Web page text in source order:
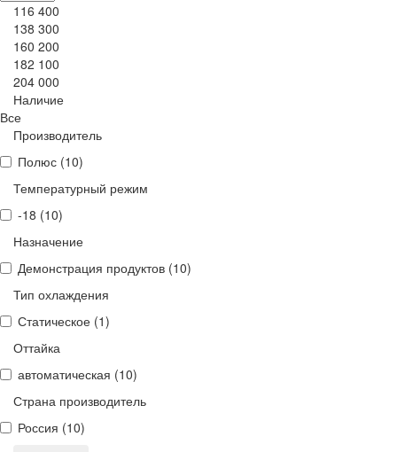
116 400
138 300
160 200
182 100
204 000
Наличие
Все
Производитель
Полюс (10)
Температурный режим
-18 (10)
Назначение
Демонстрация продуктов (10)
Тип охлаждения
Статическое (1)
Оттайка
автоматическая (10)
Страна производитель
Россия (10)